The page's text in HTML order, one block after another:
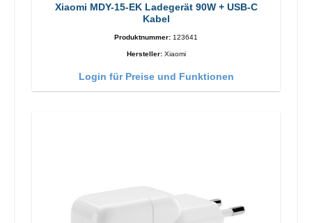
Xiaomi MDY-15-EK Ladegerät 90W + USB-C
Kabel
Produktnummer: 123641
Hersteller: Xiaomi
Login für Preise und Funktionen